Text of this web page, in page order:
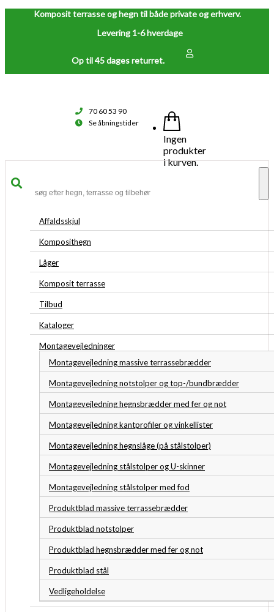
Komposit terrasse og hegn til både private og erhverv.
Levering 1-6 hverdage
Op til 45 dages returret.
70 60 53 90
Se åbningstider
Ingen
produkter
i kurven.
Affaldsskjul
Komposithegn
Låger
Komposit terrasse
Tilbud
Kataloger
Montagevejledninger
Montagevejledning massive terrassebrædder
Montagevejledning notstolper og top-/bundbrædder
Montagevejledning hegnsbrædder med fer og not
Montagevejledning kantprofiler og vinkellister
Montagevejledning hegnslåge (på stålstolper)
Montagevejledning stålstolper og U-skinner
Montagevejledning stålstolper med fod
Produktblad massive terrassebrædder
Produktblad notstolper
Produktblad hegnsbrædder med fer og not
Produktblad stål
Vedligeholdelse